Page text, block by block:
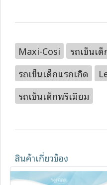
Maxi-Cosi
รถเข็นเ
รถเข็นเด็กแรกเกิด
รถเข็นเด็กพรีเมียม
สินค้าเกี่ยวข้อง